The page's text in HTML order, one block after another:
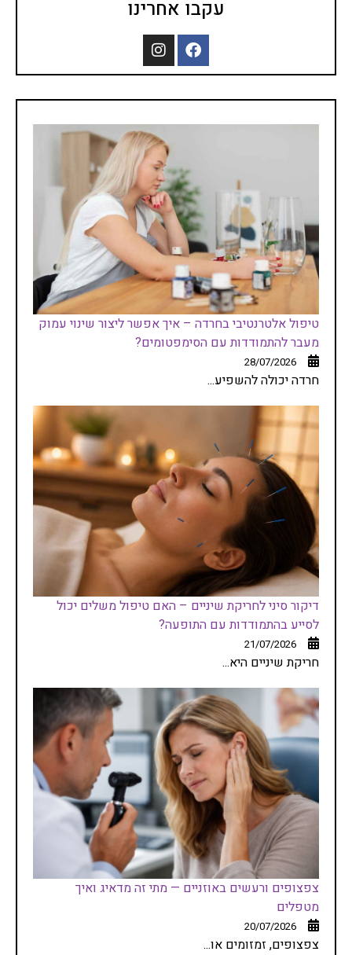
עקבו אחרינו
טיפול אלטרנטיבי בחרדה – איך אפשר ליצור שינוי עמוק
מעבר להתמודדות עם הסימפטומים?
28/07/2026
חרדה יכולה להשפיע...
דיקור סיני לחריקת שיניים – האם טיפול משלים יכול
לסייע בהתמודדות עם התופעה?
21/07/2026
חריקת שיניים היא...
צפצופים ורעשים באוזניים — מתי זה מדאיג ואיך
מטפלים
20/07/2026
צפצופים, זמזומים או...